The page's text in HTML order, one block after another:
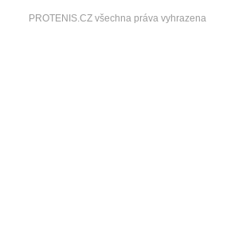
PROTENIS.CZ všechna práva vyhrazena